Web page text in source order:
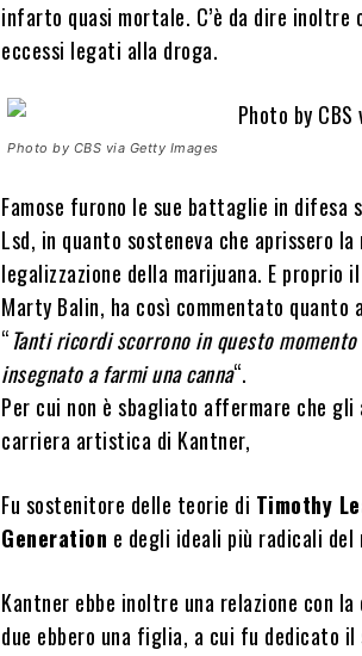
infarto quasi mortale. C’è da dire
eccessi legati alla droga.
Photo by CBS via Getty Images
Famose furono le sue battaglie in difesa
Lsd, in quanto sosteneva che aprissero
legalizzazione della marijuana. E
Marty Balin, ha così commentato quanto
“Tanti ricordi scorrono in questo
insegnato a farmi una canna“.
Per cui non è sbagliato affermare che
carriera artistica di Kantner,
Fu sostenitore delle teorie di Timothy
Generation e degli ideali più radicali del
Kantner ebbe inoltre una relazione con
due ebbero una figlia, a cui fu dedicato il